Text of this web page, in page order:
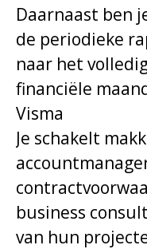
Daarnaast ben
de periodieke
naar het
financiële
Visma
Je schakelt
business
van hun